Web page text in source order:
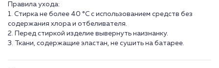
Правила ухода:
1. Стирка не более 40 °C с использованием средств без
содержания хлора и отбеливателя.
2. Перед стиркой изделие вывернуть наизнанку.
3. Ткани, содержащие эластан, не сушить на батарее.